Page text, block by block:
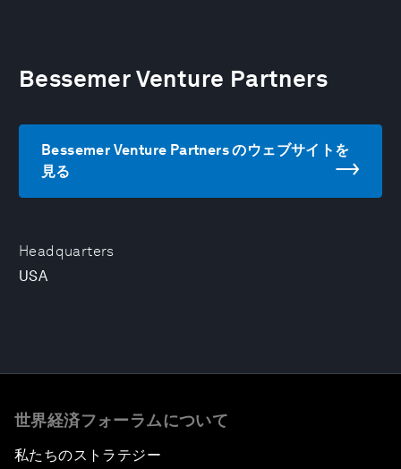
Headquarters
USA
Bessemer Venture Partners
Bessemer Venture Partners のウェブサイトを
見る
世界経済フォーラムについて
私たちのストラテジー